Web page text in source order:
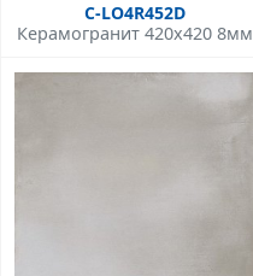
C-LO4R452D
Керамогранит 420x420 8мм